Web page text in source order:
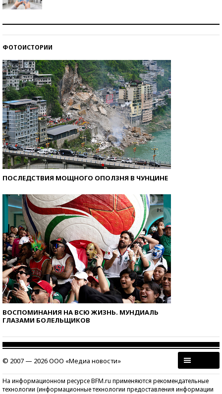
ФОТОИСТОРИИ
ПОСЛЕДСТВИЯ МОЩНОГО ОПОЛЗНЯ В ЧУНЦИНЕ
ВОСПОМИНАНИЯ НА ВСЮ ЖИЗНЬ. МУНДИАЛЬ
ГЛАЗАМИ БОЛЕЛЬЩИКОВ
© 2007 — 2026 ООО «Медиа новости»
На информационном ресурсе BFM.ru применяются рекомендательные
технологии (информационные технологии предоставления информации